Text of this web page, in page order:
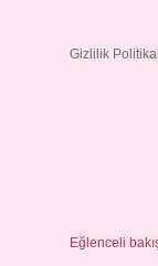
Gizlilik
Eğlenceli